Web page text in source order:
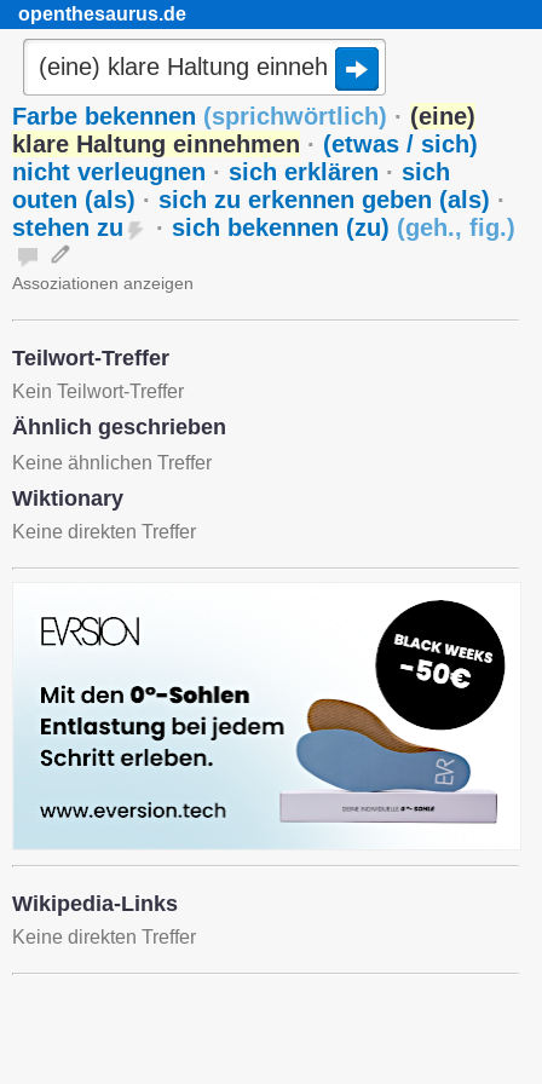
openthesaurus.de
Farbe bekennen (sprichwörtlich) · (eine)
klare Haltung einnehmen · (etwas / sich)
nicht verleugnen · sich erklären · sich
outen (als) · sich zu erkennen geben (als) ·
stehen zu
· sich bekennen (zu) (geh., fig.)
Assoziationen anzeigen
Teilwort-Treffer
Kein Teilwort-Treffer
Ähnlich geschrieben
Keine ähnlichen Treffer
Wiktionary
Keine direkten Treffer
Wikipedia-Links
Keine direkten Treffer